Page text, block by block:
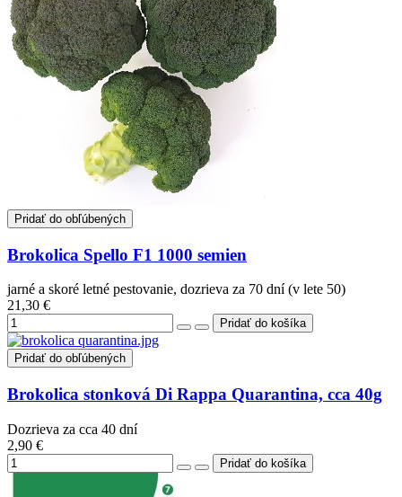
Pridať do obľúbených
Brokolica Spello F1 1000 semien
jarné a skoré letné pestovanie, dozrieva za 70 dní (v lete 50)
21,30 €
Pridať do obľúbených
Brokolica stonková Di Rappa Quarantina, cca 40g
Dozrieva za cca 40 dní
2,90 €